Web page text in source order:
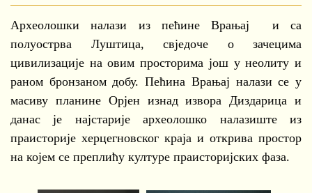
Археолошки налази из пећине Врањај и са
полуострва Луштица, свједоче о зачецима
цивилизације на овим просторима још у неолиту и
раном бронзаном добу. Пећина Врањај налази се у
масиву планине Орјен изнад извора Диздарица и
данас је најстарије археолошко налазиште из
праисторије херцегновског краја и открива простор
на којем се преплићу културе праисторијских фаза.